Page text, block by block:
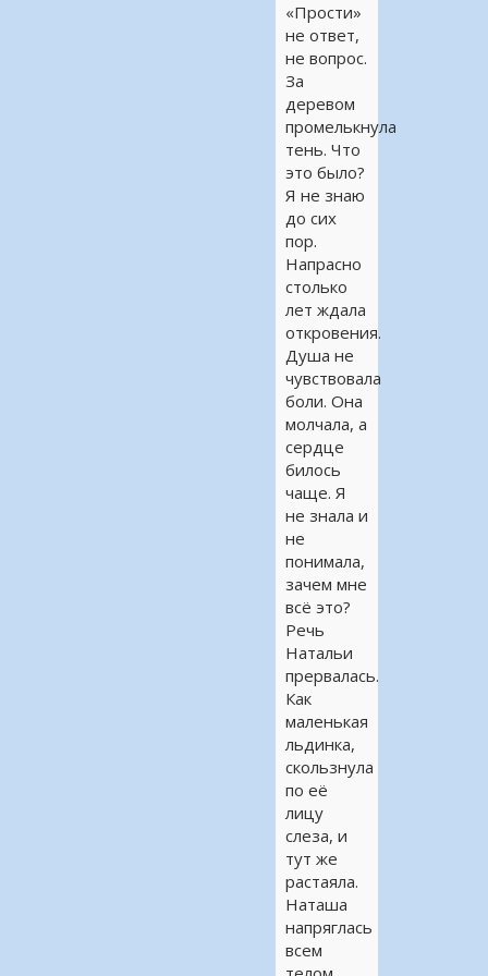
«Прости»
не ответ,
не вопрос.
За
деревом
промелькнула
тень. Что
это было?
Я не знаю
до сих
пор.
Напрасно
столько
лет ждала
откровения.
Душа не
чувствовала
боли. Она
молчала, а
сердце
билось
чаще. Я
не знала и
не
понимала,
зачем мне
всё это?
Речь
Натальи
прервалась.
Как
маленькая
льдинка,
скользнула
по её
лицу
слеза, и
тут же
растаяла.
Наташа
напряглась
всем